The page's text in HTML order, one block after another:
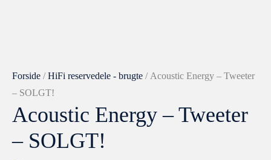
Forside /HiFi reservedele - brugte / Acoustic Energy – Tweeter
– SOLGT!
Acoustic Energy – Tweeter
– SOLGT!